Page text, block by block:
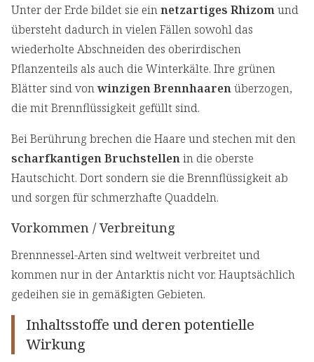
Unter der Erde bildet sie einnetzartiges Rhizomund
übersteht dadurch in vielen Fällen sowohl das
wiederholte Abschneiden des oberirdischen
Pflanzenteils als auch die Winterkälte. Ihre grünen
Blätter sind vonwinzigen Brennhaarenüberzogen,
die mit Brennflüssigkeit gefüllt sind.
Bei Berührung brechen die Haare und stechen mit den
scharfkantigen Bruchstellenin die oberste
Hautschicht. Dort sondern sie die Brennflüssigkeit ab
und sorgen für schmerzhafte Quaddeln.
Vorkommen / Verbreitung
Brennnessel-Arten sind weltweit verbreitet und
kommen nur in der Antarktis nicht vor. Hauptsächlich
gedeihen sie in gemäßigten Gebieten.
Inhaltsstoffe und deren potentielle
Wirkung